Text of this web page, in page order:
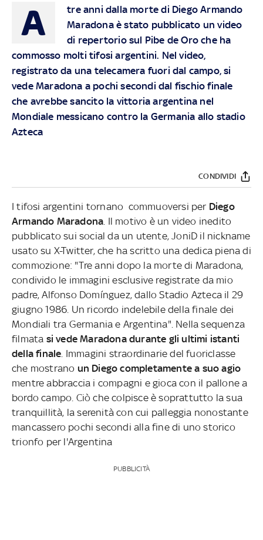
A
tre anni dalla morte di Diego Armando
Maradona è stato pubblicato un video
di repertorio sul Pibe de Oro che ha
commosso molti tifosi argentini. Nel video,
registrato da una telecamera fuori dal campo, si
vede Maradona a pochi secondi dal fischio finale
che avrebbe sancito la vittoria argentina nel
Mondiale messicano contro la Germania allo stadio
Azteca
CONDIVIDI
I tifosi argentini tornano commuoversi per Diego
Armando Maradona . Il motivo è un video inedito
pubblicato sui social da un utente, JoniD il nickname
usato su X-Twitter, che ha scritto una dedica piena di
commozione: "Tre anni dopo la morte di Maradona,
condivido le immagini esclusive registrate da mio
padre, Alfonso Domínguez, dallo Stadio Azteca il 29
giugno 1986. Un ricordo indelebile della finale dei
Mondiali tra Germania e Argentina". Nella sequenza
filmata si vede Maradona durante gli ultimi istanti
della finale . Immagini straordinarie del fuoriclasse
che mostrano un Diego completamente a suo agio
mentre abbraccia i compagni e gioca con il pallone a
bordo campo. Ciò che colpisce è soprattutto la sua
tranquillità, la serenità con cui palleggia nonostante
mancassero pochi secondi alla fine di uno storico
trionfo per l'Argentina
PUBBLICITÀ